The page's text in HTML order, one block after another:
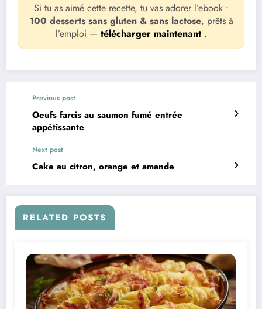
Si tu as aimé cette recette, tu vas adorer l’ebook :
100 desserts sans gluten & sans lactose, prêts à
l’emploi — télécharger maintenant .
Previous post
Oeufs farcis au saumon fumé entrée
appétissante
Next post
Cake au citron, orange et amande
RELATED POSTS